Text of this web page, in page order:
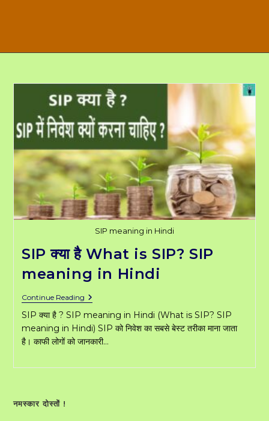
SIP meaning in Hindi
SIP क्या है What is SIP? SIP
meaning in Hindi
Continue ReadingSIP
है
What
SIP?
SIP क्या है ? SIP meaning in Hindi (What is SIP? SIP
meaning in Hindi) SIP को निवेश का सबसे बेस्ट तरीका माना जाता
है। काफी लोगों को जानकारी…
नमस्कार दोस्तों !